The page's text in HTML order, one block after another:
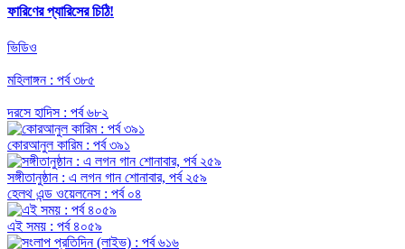
ফারিণের প্যারিসের চিঠি!
ভিডিও
মহিলাঙ্গন : পর্ব ৩৮৫
দরসে হাদিস : পর্ব ৬৮২
কোরআনুল কারিম : পর্ব ৩৯১
সঙ্গীতানুষ্ঠান : এ লগন গান শোনাবার, পর্ব ২৫৯
হেলথ এন্ড ওয়েলনেস : পর্ব ০৪
এই সময় : পর্ব ৪০৫৯